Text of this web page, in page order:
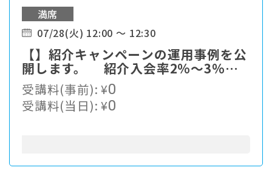
満席
07/28(火) 12:00 ～ 12:30
【】紹介キャンペーンの運用事例を公
開します。 紹介入会率2%～3%の
運用事例と各データの比較分析
受講料(事前):¥0
受講料(当日):¥0